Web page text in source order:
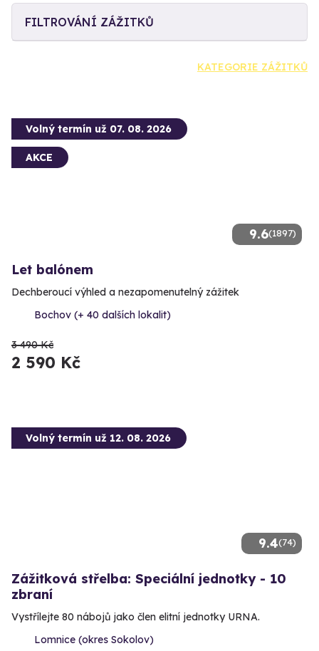
FILTROVÁNÍ ZÁŽITKŮ
KATEGORIE ZÁŽITKŮ
9.6(1897)
Volný termín už 07. 08. 2026
AKCE
Let balónem
Dechberoucí výhled a nezapomenutelný zážitek
Bochov (+ 40 dalších lokalit)
3 490 Kč
2 590 Kč
9.4(74)
Volný termín už 12. 08. 2026
Zážitková střelba: Speciální jednotky - 10
zbraní
Vystřílejte 80 nábojů jako člen elitní jednotky URNA.
Lomnice (okres Sokolov)